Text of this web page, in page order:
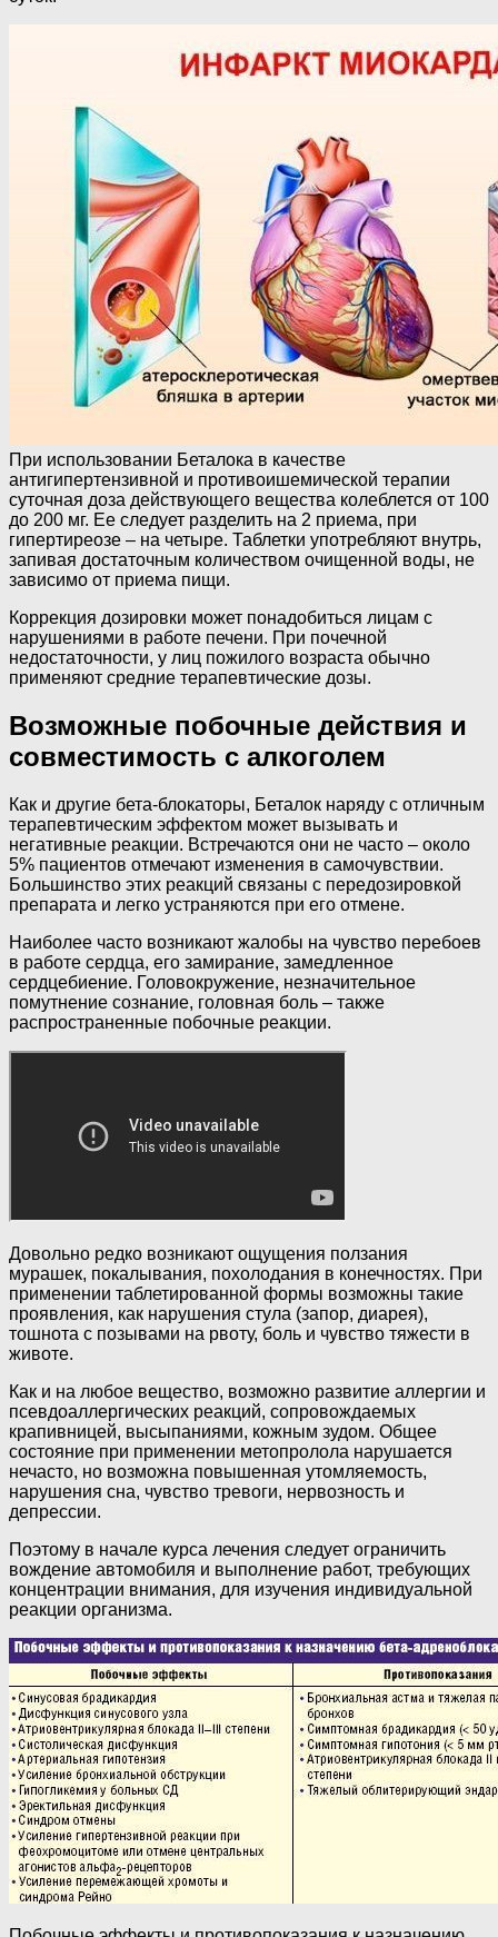
При использовании Беталока в качестве
антигипертензивной и противоишемической терапии
суточная доза действующего вещества колеблется от 100
до 200 мг. Ее следует разделить на 2 приема, при
гипертиреозе – на четыре. Таблетки употребляют внутрь,
запивая достаточным количеством очищенной воды, не
зависимо от приема пищи.
Коррекция дозировки может понадобиться лицам с
нарушениями в работе печени. При почечной
недостаточности, у лиц пожилого возраста обычно
применяют средние терапевтические дозы.
Возможные побочные действия и
совместимость с алкоголем
Как и другие бета-блокаторы, Беталок наряду с отличным
терапевтическим эффектом может вызывать и
негативные реакции. Встречаются они не часто – около
5% пациентов отмечают изменения в самочувствии.
Большинство этих реакций связаны с передозировкой
препарата и легко устраняются при его отмене.
Наиболее часто возникают жалобы на чувство перебоев
в работе сердца, его замирание, замедленное
сердцебиение. Головокружение, незначительное
помутнение сознание, головная боль – также
распространенные побочные реакции.
Довольно редко возникают ощущения ползания
мурашек, покалывания, похолодания в конечностях. При
применении таблетированной формы возможны такие
проявления, как нарушения стула (запор, диарея),
тошнота с позывами на рвоту, боль и чувство тяжести в
животе.
Как и на любое вещество, возможно развитие аллергии и
псевдоаллергических реакций, сопровождаемых
крапивницей, высыпаниями, кожным зудом. Общее
состояние при применении метопролола нарушается
нечасто, но возможна повышенная утомляемость,
нарушения сна, чувство тревоги, нервозность и
депрессии.
Поэтому в начале курса лечения следует ограничить
вождение автомобиля и выполнение работ, требующих
концентрации внимания, для изучения индивидуальной
реакции организма.